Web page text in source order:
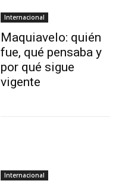
Internacional
Maquiavelo: quién
fue, qué pensaba y
por qué sigue
vigente
Internacional